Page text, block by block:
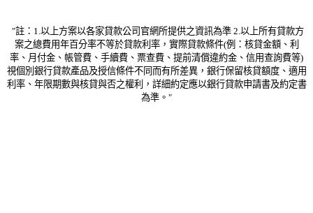
"註：1.以上方案以各家貸款公司官網所提供之資訊為準 2.以上所有貸款方
案之總費用年百分率不等於貸款利率，實際貸款條件(例：核貸金額、利
率、月付金、帳管費、手續費、票查費、提前清償違約金、信用查詢費等)
視個別銀行貸款產品及授信條件不同而有所差異，銀行保留核貸額度、適用
利率、年限期數與核貸與否之權利，詳細約定應以銀行貸款申請書及約定書
為準。"